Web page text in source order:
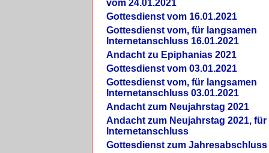
vom 24.01.2021
Gottesdienst vom 16.01.2021
Gottesdienst vom, für langsamen
Internetanschluss 16.01.2021
Andacht zu Epiphanias 2021
Gottesdienst vom 03.01.2021
Gottesdienst vom, für langsamen
Internetanschluss 03.01.2021
Andacht zum Neujahrstag 2021
Andacht zum Neujahrstag 2021,
Internetanschluss
Gottesdienst zum Jahresabschluss